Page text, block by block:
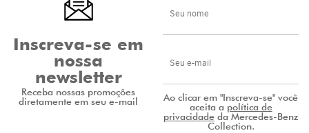
Inscreva-se em
nossa
newsletter
Receba nossas promoções
diretamente em seu e-mail Ao clicar em "Inscreva-se" você
aceita a política de
privacidade da Mercedes-Benz
Collection.